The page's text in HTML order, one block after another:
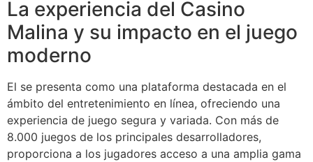
La experiencia del Casino
Malina y su impacto en el juego
moderno
El se presenta como una plataforma destacada en el
ámbito del entretenimiento en línea, ofreciendo una
experiencia de juego segura y variada. Con más de
8.000 juegos de los principales desarrolladores,
proporciona a los jugadores acceso a una amplia gama